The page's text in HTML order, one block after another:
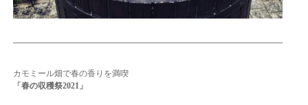
カモミール畑で春の香りを満喫
「春の収穫祭2021」